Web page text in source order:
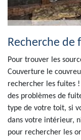
Recherche de
Pour trouver les
Couverture le
rechercher les fuites !
des problèmes de
type de votre toit, si
dans votre intérieur,
pour rechercher les